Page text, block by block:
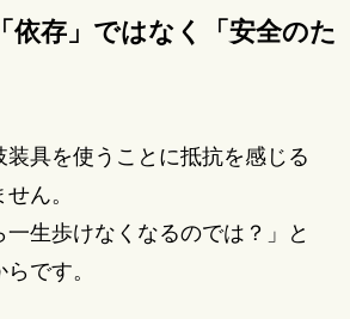
依存」ではなく「安全のた
具を使うことに抵抗を感じる
ん。
一生歩けなくなるのでは？」と
です。